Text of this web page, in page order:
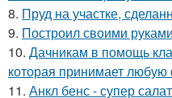
8. Пруд на участке,
9. Построил своими
10. Дачникам в помощь
которая принимает
11. Анкл бенс - супер